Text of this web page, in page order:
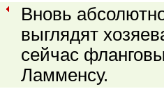
Вновь
выглядят
сейчас
Ламменсу.